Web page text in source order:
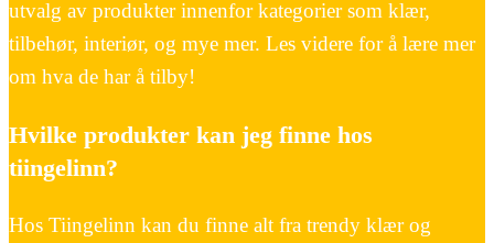
utvalg av produkter innenfor kategorier som klær,
tilbehør, interiør, og mye mer. Les videre for å lære mer
om hva de har å tilby!
Hvilke produkter kan jeg finne hos
tiingelinn?
Hos Tiingelinn kan du finne alt fra trendy klær og